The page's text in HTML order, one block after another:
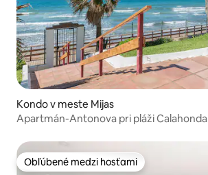
Kondo v meste Mijas
Apartmán-Antonova pri pláži Calahonda
Obľúbené medzi hosťami
Obľúbené medzi hosťami